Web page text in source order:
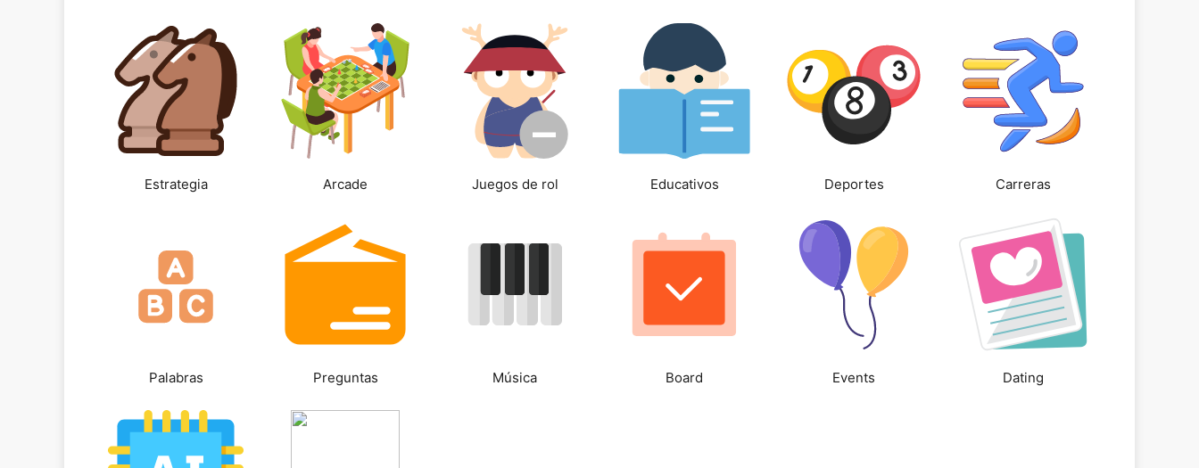
Estrategia Arcade Juegos de rol Educativos Deportes Carreras
Palabras Preguntas Música Board Events Dating